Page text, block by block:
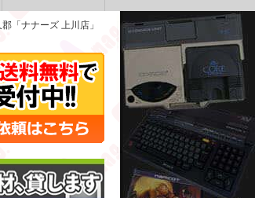
「ナナーズ 上川店」